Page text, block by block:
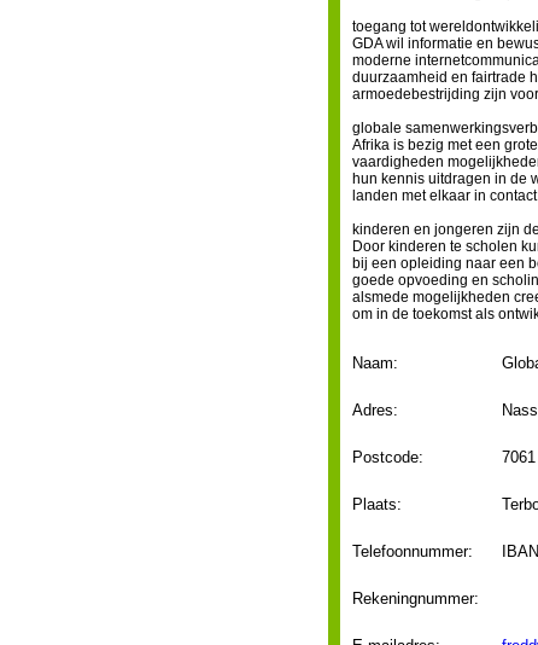
toegang tot
GDA wil informatie en
moderne
duurzaamheid en fairtrade
armoedebestrijding zijn
globale
Afrika is bezig met een
vaardigheden
hun kennis uitdragen in de
landen met elkaar in
kinderen en jongeren zijn
Door kinderen te scholen
bij een opleiding naar een
goede opvoeding en
alsmede mogelijkheden
om in de toekomst als
Naam:
Adres:
Postcode:
Plaats:
Telefoonnummer:
Rekeningnummer: